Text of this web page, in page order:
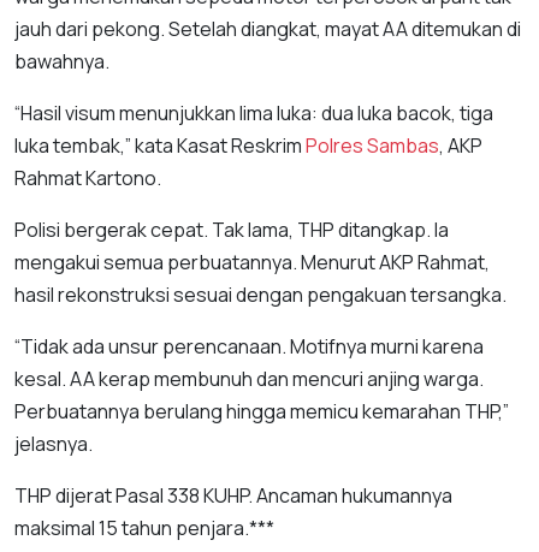
jauh dari pekong. Setelah diangkat, mayat AA ditemukan di
bawahnya.
“Hasil visum menunjukkan lima luka: dua luka bacok, tiga
luka tembak,” kata Kasat ReskrimPolres Sambas, AKP
Rahmat Kartono.
Polisi bergerak cepat. Tak lama, THP ditangkap. Ia
mengakui semua perbuatannya. Menurut AKP Rahmat,
hasil rekonstruksi sesuai dengan pengakuan tersangka.
“Tidak ada unsur perencanaan. Motifnya murni karena
kesal. AA kerap membunuh dan mencuri anjing warga.
Perbuatannya berulang hingga memicu kemarahan THP,”
jelasnya.
THP dijerat Pasal 338 KUHP. Ancaman hukumannya
maksimal 15 tahun penjara.***